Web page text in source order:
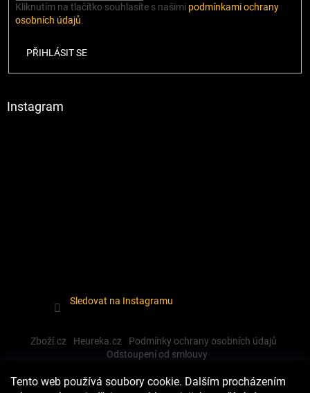
Tento web používá soubory cookie. Dalším procházením
Kliknutím na tlačítko souhlasíte s našimi podmínkami ochrany
osobních údajů.
PŘIHLÁSIT SE
Instagram
Sledovat na Instagramu
Zboží.cz Heureka.cz
Podmínky ochrany osobních údajů
Odstoupení od smlouvy